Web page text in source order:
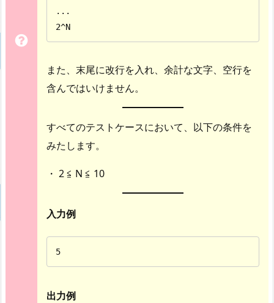
...
2^N
また、末尾に改行を入れ、余計な文字、空行を
含んではいけません。
すべてのテストケースにおいて、以下の条件を
みたします。
・ 2 ≦ N ≦ 10
入力例
5
出力例